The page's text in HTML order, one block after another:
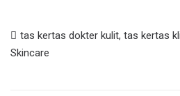
tas kertas dokter kulit, tas kertas
Skincare